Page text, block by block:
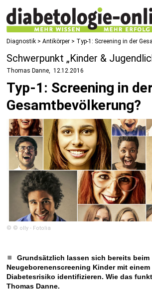
Diagnostik >Antikörper > Typ-1: Screening in der
Schwerpunkt „Kinder &
Thomas Danne 12.12.2016
Typ-1: Screening in
Gesamtbevölkerung?
© © olly - Fotolia
Grundsätzlich lassen sich bereits beim
Neugeborenenscreening Kinder mit einem
Diabetesrisiko identifizieren. Wie das
Thomas Danne.